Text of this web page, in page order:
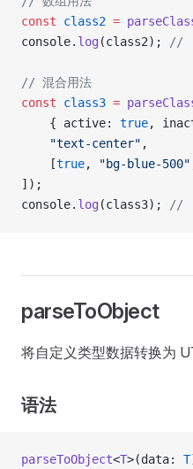
const class2 =
console. log (class2); //
// 混合用法
const class3 =
	{ active:
true,
	"text-center"
,
	[
true, "bg-blue-500"
]);
console. log (class3); //
parseToObject
将自定义类型数据转换为
语法
parseToObject<T>(data: T